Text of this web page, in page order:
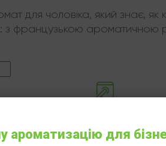
для чоловіка, який знає, як
: з французькою ароматичною
ароматизацію для